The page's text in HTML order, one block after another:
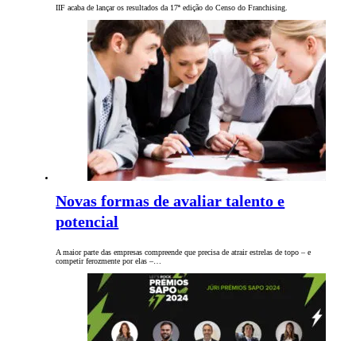
IIF acaba de lançar os resultados da 17ª edição do Censo do Franchising.
Novas formas de avaliar talento e
potencial
A maior parte das empresas compreende que precisa de atrair estrelas de topo – e
competir ferozmente por elas –…